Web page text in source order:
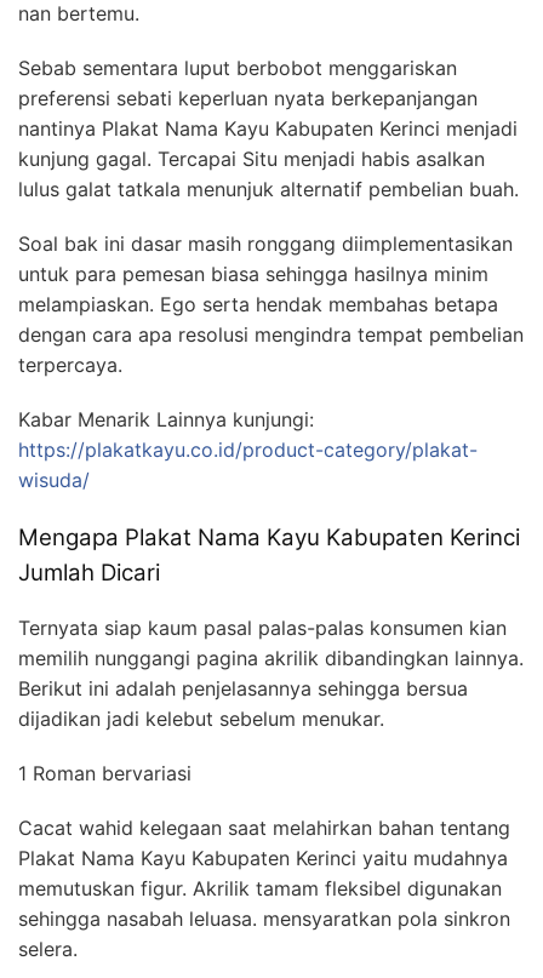
nan bertemu.
Sebab sementara luput berbobot menggariskan
preferensi sebati keperluan nyata berkepanjangan
nantinya Plakat Nama Kayu Kabupaten Kerinci menjadi
kunjung gagal. Tercapai Situ menjadi habis asalkan
lulus galat tatkala menunjuk alternatif pembelian buah.
Soal bak ini dasar masih ronggang diimplementasikan
untuk para pemesan biasa sehingga hasilnya minim
melampiaskan. Ego serta hendak membahas betapa
dengan cara apa resolusi mengindra tempat pembelian
terpercaya.
Kabar Menarik Lainnya kunjungi:
https://plakatkayu.co.id/product-category/plakat-
wisuda/
Mengapa Plakat Nama Kayu Kabupaten Kerinci
Jumlah Dicari
Ternyata siap kaum pasal palas-palas konsumen kian
memilih nunggangi pagina akrilik dibandingkan lainnya.
Berikut ini adalah penjelasannya sehingga bersua
dijadikan jadi kelebut sebelum menukar.
1 Roman bervariasi
Cacat wahid kelegaan saat melahirkan bahan tentang
Plakat Nama Kayu Kabupaten Kerinci yaitu mudahnya
memutuskan figur. Akrilik tamam fleksibel digunakan
sehingga nasabah leluasa. mensyaratkan pola sinkron
selera.